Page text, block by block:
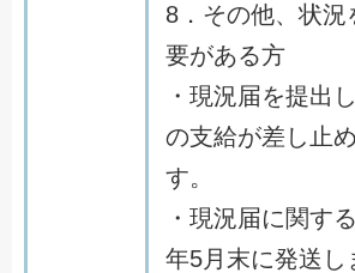
8．その他、状況
要がある方
・現況届を提出
の支給が差し止
す。
・現況届に関す
年5月末に発送し